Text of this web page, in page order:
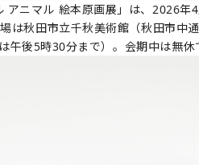
ニマル 絵本原画展」は、2026年
場は秋田市立千秋美術館（秋田市中
午後5時30分まで）。会期中は無休